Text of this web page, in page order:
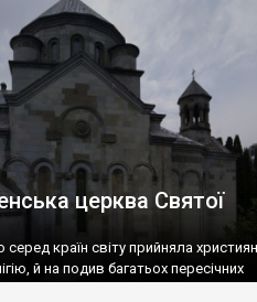
(postaki)…” “Вино. Крим
вино і його вдосталь: воно все
[…]
церква Святої
країн світу прийняла
й на подив багатьох пересічних